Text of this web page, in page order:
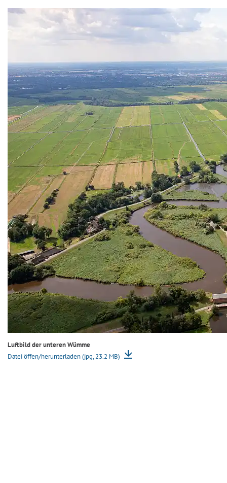
Luftbild der unteren Wümme
Datei öffen/herunterladen (jpg, 23.2 MB)